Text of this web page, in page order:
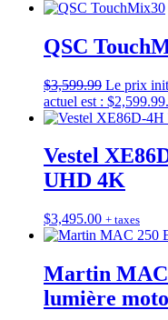
QSC
$3,599.99 Le prix
actuel est : $2,599.99.
Vestel
UHD 4K
$3,495.00 + taxes
Martin MAC
lumière